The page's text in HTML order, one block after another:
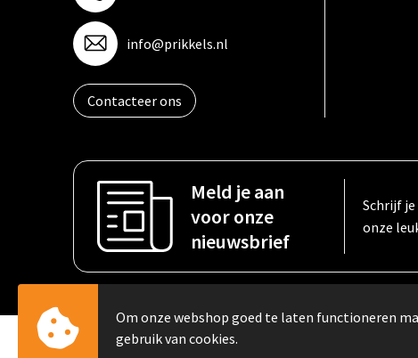
info@prikkels.nl
Contacteer ons
Meld je aan
voor onze
nieuwsbrief
Schrijf
onze
© Copyright PRIKKELS B.V. 2023
Om onze webshop goed te laten functioneren
gebruik van cookies.